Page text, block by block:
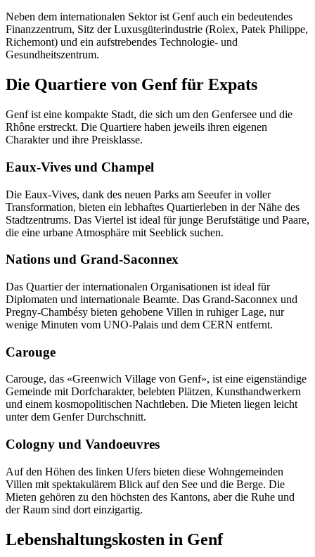
Neben dem internationalen Sektor ist Genf auch ein bedeutendes
Finanzzentrum, Sitz der Luxusgüterindustrie (Rolex, Patek Philippe,
Richemont) und ein aufstrebendes Technologie- und
Gesundheitszentrum.
Die Quartiere von Genf für Expats
Genf ist eine kompakte Stadt, die sich um den Genfersee und die
Rhône erstreckt. Die Quartiere haben jeweils ihren eigenen
Charakter und ihre Preisklasse.
Eaux-Vives und Champel
Die Eaux-Vives, dank des neuen Parks am Seeufer in voller
Transformation, bieten ein lebhaftes Quartierleben in der Nähe des
Stadtzentrums. Das Viertel ist ideal für junge Berufstätige und Paare,
die eine urbane Atmosphäre mit Seeblick suchen.
Nations und Grand-Saconnex
Das Quartier der internationalen Organisationen ist ideal für
Diplomaten und internationale Beamte. Das Grand-Saconnex und
Pregny-Chambésy bieten gehobene Villen in ruhiger Lage, nur
wenige Minuten vom UNO-Palais und dem CERN entfernt.
Carouge
Carouge, das «Greenwich Village von Genf», ist eine eigenständige
Gemeinde mit Dorfcharakter, belebten Plätzen, Kunsthandwerkern
und einem kosmopolitischen Nachtleben. Die Mieten liegen leicht
unter dem Genfer Durchschnitt.
Cologny und Vandoeuvres
Auf den Höhen des linken Ufers bieten diese Wohngemeinden
Villen mit spektakulärem Blick auf den See und die Berge. Die
Mieten gehören zu den höchsten des Kantons, aber die Ruhe und
der Raum sind dort einzigartig.
Lebenshaltungskosten in Genf